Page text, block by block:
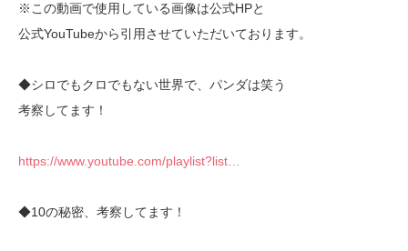
※この動画で使用している画像は公式HPと
公式YouTubeから引用させていただいております。
◆シロでもクロでもない世界で、パンダは笑う
考察してます！
https://www.youtube.com/playlist?list…
◆10の秘密、考察してます！